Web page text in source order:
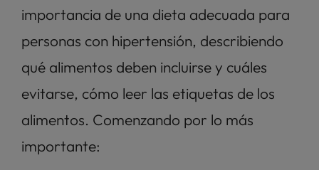
importancia de una dieta adecuada para
personas con hipertensión, describiendo
qué alimentos deben incluirse y cuáles
evitarse, cómo leer las etiquetas de los
alimentos. Comenzando por lo más
importante: